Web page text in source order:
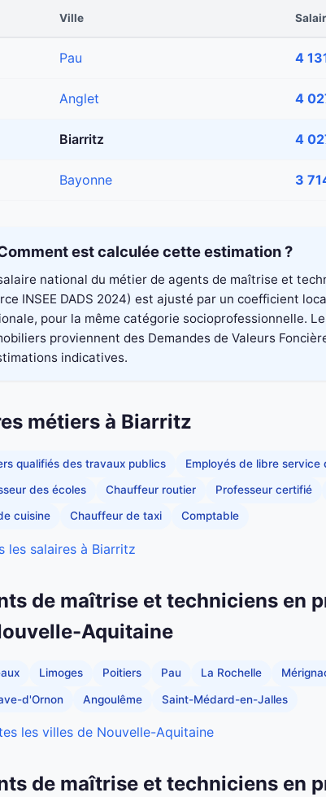
Ville
Pau 4
Anglet 4
Biarritz 4
Bayonne 3
est calculée cette estimation ?
national du métier de agents de maîtrise et
INSEE DADS 2024) est ajusté par un coefficient
pour la même catégorie socioprofessionnelle.
proviennent des Demandes de Valeurs
indicatives.
métiers à Biarritz
qualifiés des travaux publics Employés de libre
des écoles Chauffeur routier Professeur certifié
cuisine Chauffeur de taxi Comptable
les salaires à Biarritz
de maîtrise et techniciens en
Aquitaine
Limoges Poitiers Pau La Rochelle
d'Ornon Angoulême Saint-Médard-en-Jalles
les villes de Nouvelle-Aquitaine
de maîtrise et techniciens en